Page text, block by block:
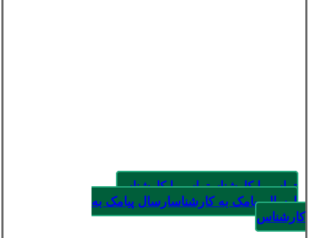
تماس با کارشناستماس با کارشناس
ارسال پیامک به کارشناسارسال پیامک به
کارشناس